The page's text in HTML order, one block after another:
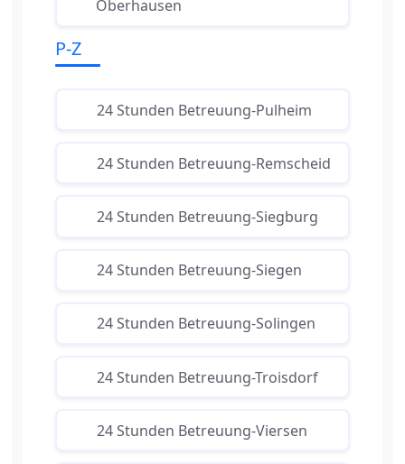
Oberhausen
P-Z
24 Stunden Betreuung-Pulheim
24 Stunden Betreuung-Remscheid
24 Stunden Betreuung-Siegburg
24 Stunden Betreuung-Siegen
24 Stunden Betreuung-Solingen
24 Stunden Betreuung-Troisdorf
24 Stunden Betreuung-Viersen